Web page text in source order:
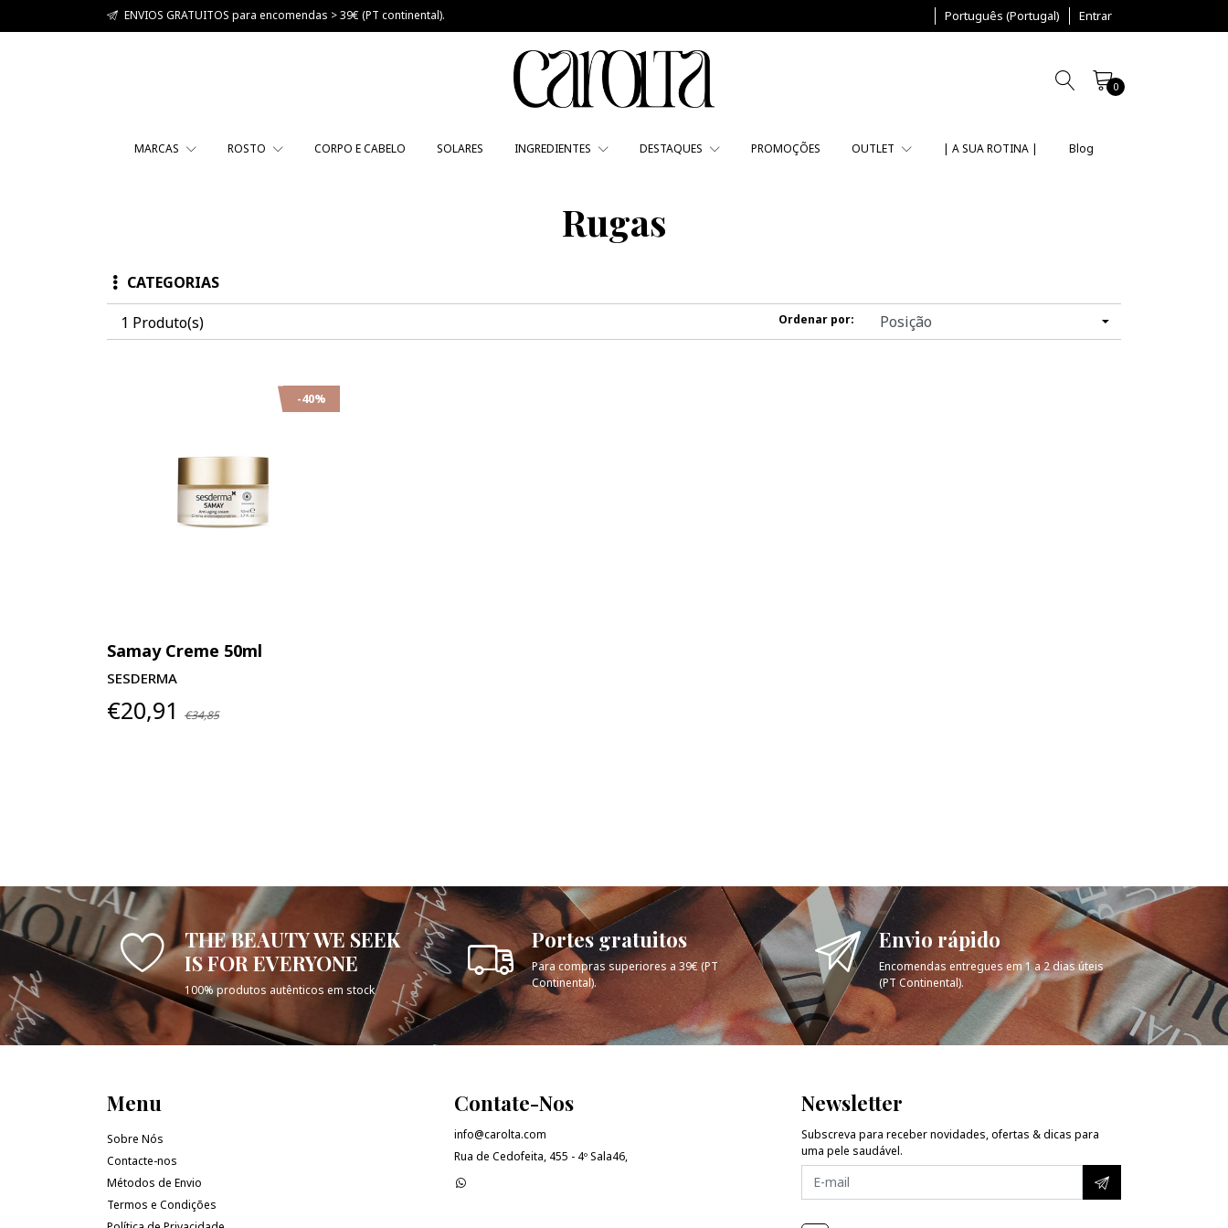
ENVIOS GRATUITOS para encomendas > 39€ (PT continental). Português (Portugal) Entrar
0
MARCAS ROSTO CORPO E CABELO SOLARES INGREDIENTES DESTAQUES PROMOÇÕES OUTLET | A SUA ROTINA | Blog
Rugas
CATEGORIAS
1 Produto(s)
Ordenar por:
-40%
Samay Creme 50ml
SESDERMA
€20,91 €34,85
THE BEAUTY WE SEEK
IS FOR EVERYONE
100% produtos autênticos em stock
Portes gratuitos
Para compras superiores a 39€ (PT
Continental).
Envio rápido
Encomendas entregues em 1 a 2 dias úteis
(PT Continental).
Menu
Sobre Nós
Contacte-nos
Métodos de Envio
Termos e Condições
Contate-Nos
info@carolta.com
Rua de Cedofeita, 455 - 4º Sala46,
Newsletter
Subscreva para receber novidades, ofertas & dicas para
uma pele saudável.